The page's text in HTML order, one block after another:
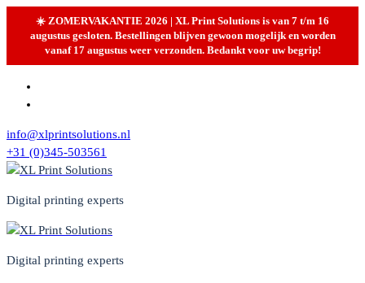
☀️ ZOMERVAKANTIE 2026 | XL Print Solutions is van 7 t/m 16
augustus gesloten. Bestellingen blijven gewoon mogelijk en worden
vanaf 17 augustus weer verzonden. Bedankt voor uw begrip!
Skip
info@xlprintsolutions.nl
+31 (0)345-503561
Digital printing experts
Digital printing experts